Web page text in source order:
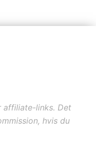
affiliate-links. Det
hvis du